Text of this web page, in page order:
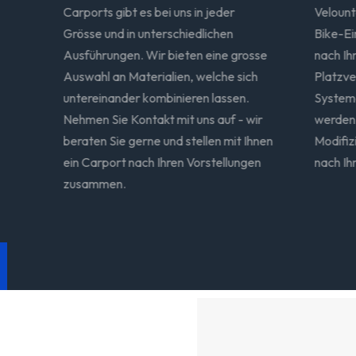
Carports gibt es bei uns in jeder
Grösse und in unterschiedlichen
Ausführungen. Wir bieten eine grosse
Auswahl an Materialien, welche sich
untereinander kombinieren lassen.
Nehmen Sie Kontakt mit uns auf - wir
beraten Sie gerne und stellen mit Ihnen
ein Carport nach Ihren Vorstellungen
zusammen.
Bike-
nach
nach